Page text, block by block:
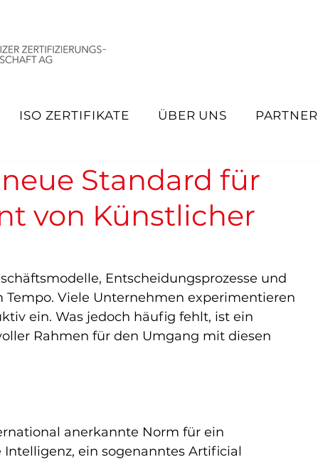
ISO ZERTIFIKATE ÜBER UNS PARTNER
neue Standard für
von Künstlicher
Entscheidungsprozesse und
Viele Unternehmen experimentieren
ein. Was jedoch häufig fehlt, ist ein
Rahmen für den Umgang mit diesen
anerkannte Norm für ein
ein sogenanntes Artificial